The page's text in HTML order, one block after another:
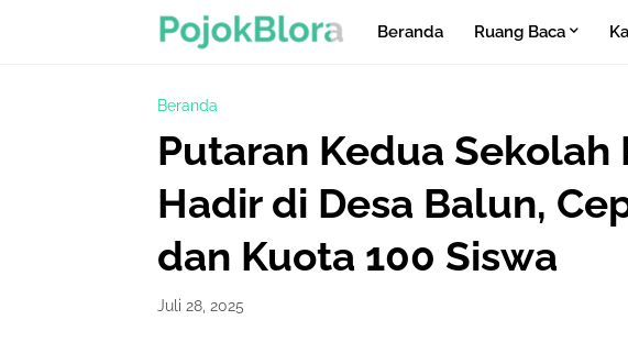
Beranda Ruang Baca
Beranda
Putaran Kedua Sekolah
Hadir di Desa Balun,
dan Kuota 100 Siswa
Juli 28, 2025